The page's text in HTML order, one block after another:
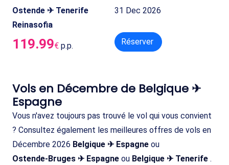
Ostende ✈ Tenerife
Reinasofia
31 Dec 2026
119.99€ p.p. Réserver
Vols en Décembre de Belgique ✈
Espagne
Vous n'avez toujours pas trouvé le vol qui vous convient
? Consultez également les meilleures offres de vols en
Décembre 2026 Belgique ✈ Espagne ou
Ostende-Bruges ✈ Espagne ou Belgique ✈ Tenerife .